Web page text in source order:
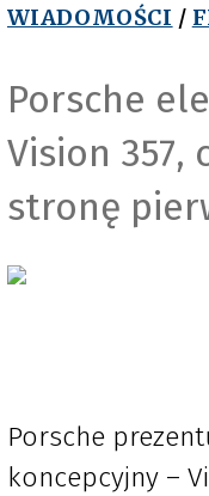
WIADOMOŚCI /
Porsche
Vision 357,
stronę
Porsche
koncepcyjny –